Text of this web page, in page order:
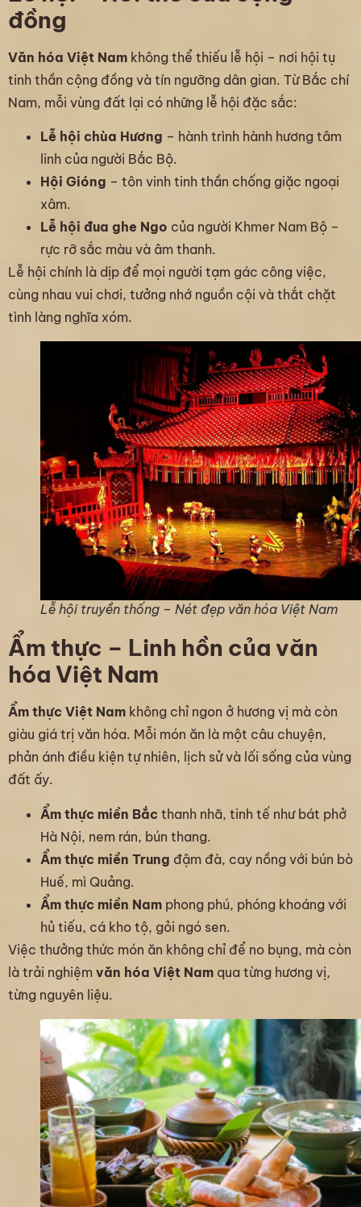
đồng
Văn hóa Việt Nam không thể thiếu lễ hội – nơi hội tụ
tinh thần cộng đồng và tín ngưỡng dân gian. Từ Bắc chí
Nam, mỗi vùng đất lại có những lễ hội đặc sắc:
Lễ hội chùa Hương – hành trình hành hương tâm
linh của người Bắc Bộ.
Hội Gióng – tôn vinh tinh thần chống giặc ngoại
xâm.
Lễ hội đua ghe Ngo của người Khmer Nam Bộ –
rực rỡ sắc màu và âm thanh.
Lễ hội chính là dịp để mọi người tạm gác công việc,
cùng nhau vui chơi, tưởng nhớ nguồn cội và thắt chặt
tình làng nghĩa xóm.
Lễ hội truyền thống – Nét đẹp văn hóa Việt Nam
Ẩm thực – Linh hồn của văn
hóa Việt Nam
Ẩm thực Việt Nam không chỉ ngon ở hương vị mà còn
giàu giá trị văn hóa. Mỗi món ăn là một câu chuyện,
phản ánh điều kiện tự nhiên, lịch sử và lối sống của vùng
đất ấy.
Ẩm thực miền Bắc thanh nhã, tinh tế như bát phở
Hà Nội, nem rán, bún thang.
Ẩm thực miền Trung đậm đà, cay nồng với bún bò
Huế, mì Quảng.
Ẩm thực miền Nam phong phú, phóng khoáng với
hủ tiếu, cá kho tộ, gỏi ngó sen.
Việc thưởng thức món ăn không chỉ để no bụng, mà còn
là trải nghiệm văn hóa Việt Nam qua từng hương vị,
từng nguyên liệu.